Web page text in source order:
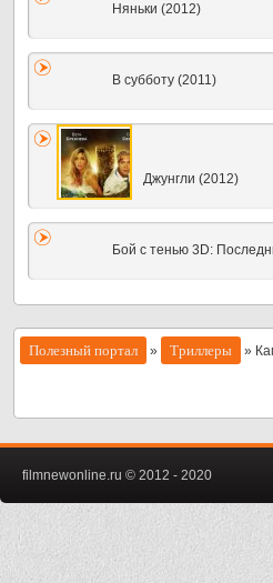
Няньки (2012)
В субботу (2011)
Джунгли (2012)
Бой с тенью 3D:
Полезный портал » Триллеры »
filmnewonline.ru © 2012 - 2020